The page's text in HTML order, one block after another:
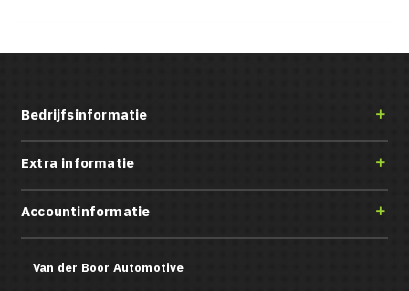
Bedrijfsinformatie 
Extra informatie 
Accountinformatie 
Van der Boor Automotive